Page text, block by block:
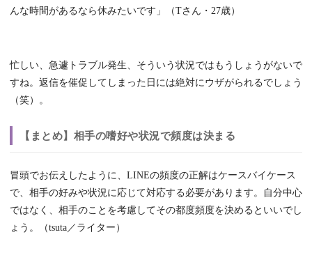
んな時間があるなら休みたいです」（Tさん・27歳）
忙しい、急遽トラブル発生、そういう状況ではもうしょうがないで
すね。返信を催促してしまった日には絶対にウザがられるでしょう
（笑）。
【まとめ】相手の嗜好や状況で頻度は決まる
冒頭でお伝えしたように、LINEの頻度の正解はケースバイケース
で、相手の好みや状況に応じて対応する必要があります。自分中心
ではなく、相手のことを考慮してその都度頻度を決めるといいでし
ょう。（tsuta／ライター）